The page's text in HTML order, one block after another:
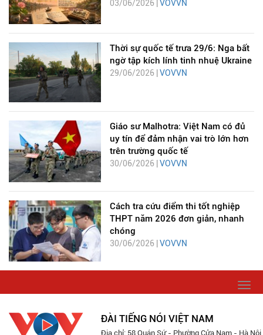
03/06/2026 | VOVVN
Thời sự quốc tế trưa 29/6: Nga bất
ngờ tập kích lính tinh nhuệ Ukraine
29/06/2026 | VOVVN
Giáo sư Malhotra: Việt Nam có đủ
uy tín để đảm nhận vai trò lớn hơn
trên trường quốc tế
30/06/2026 | VOVVN
Cách tra cứu điểm thi tốt nghiệp
THPT năm 2026 đơn giản, nhanh
chóng
30/06/2026 |VOVVN
ĐÀI TIẾNG NÓI VIỆT NAM
Địa chỉ: 58 Quán Sứ - Phường Cửa Nam - Hà Nội